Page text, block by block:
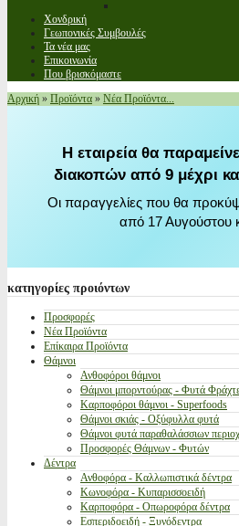
Χονδρική
Γεωπονικές Συμβουλές
Τα νέα μας
Επικοινωνία
Που βρισκόμαστε
Αρχική » Προϊόντα » Νέα Προϊόντα...
Η εταιρεία θα
διακοπών από 9 μέχρι
Οι παραγγελίες που θα
από 17 Αυγούστου
κατηγορίες προιόντων
Προσφορές
Νέα Προϊόντα
Επίκαιρα Προϊόντα
Θάμνοι
Ανθοφόροι θάμνοι
Θάμνοι μπορντούρας - Φυτά
Καρποφόροι θάμνοι - Superfoods
Θάμνοι σκιάς - Οξύφυλλα φυτά
Θάμνοι φυτά παραθαλάσσιων
Προσφορές Θάμνων - Φυτών
Δέντρα
Ανθοφόρα - Καλλωπιστικά δέντρα
Κωνοφόρα - Κυπαρισσοειδή
Καρποφόρα - Οπωροφόρα δέντρα
Εσπεριδοειδή - Ξυνόδεντρα